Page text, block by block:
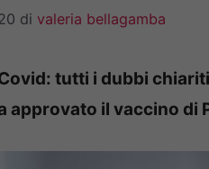
di valeria bellagamba
tutti i dubbi chiariti
approvato il vaccino di